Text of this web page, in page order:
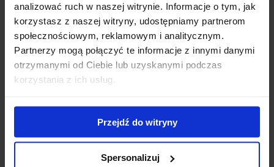
analizować ruch w naszej witrynie. Informacje o tym, jak
korzystasz z naszej witryny, udostępniamy partnerom
społecznościowym, reklamowym i analitycznym.
Partnerzy mogą połączyć te informacje z innymi danymi
otrzymanymi od Ciebie lub uzyskanymi podczas
korzystania z ich usług.
Przejdź do witryny
Spersonalizuj